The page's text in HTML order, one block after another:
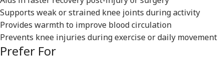
Supports weak or strained knee joints during activity
Provides warmth to improve blood circulation
Prevents knee injuries during exercise or daily movement
Prefer For